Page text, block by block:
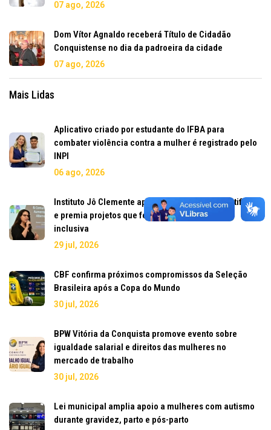
07 ago, 2026
Dom Vítor Agnaldo receberá Título de Cidadão
Conquistense no dia da padroeira da cidade
07 ago, 2026
Mais Lidas
Aplicativo criado por estudante do IFBA para
combater violência contra a mulher é registrado pelo
INPI
06 ago, 2026
Instituto Jô Clemente aposta em inteligência artificial
e premia projetos que fortalecem a educação
inclusiva
29 jul, 2026
CBF confirma próximos compromissos da Seleção
Brasileira após a Copa do Mundo
30 jul, 2026
BPW Vitória da Conquista promove evento sobre
igualdade salarial e direitos das mulheres no
mercado de trabalho
30 jul, 2026
Lei municipal amplia apoio a mulheres com autismo
durante gravidez, parto e pós-parto